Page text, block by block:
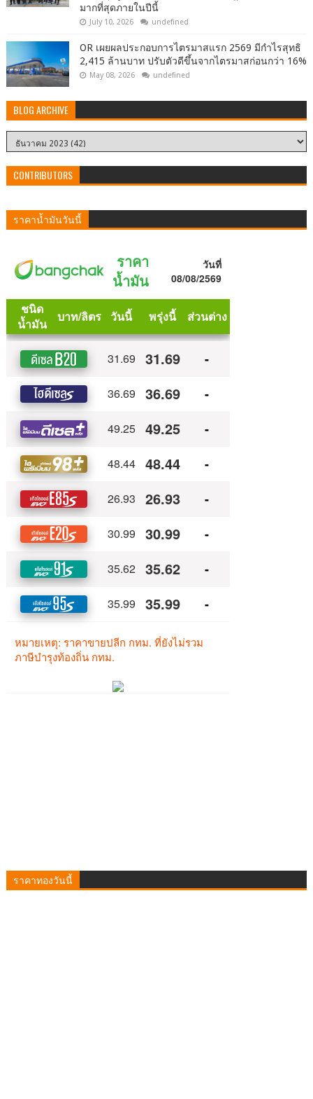
มากที่สุดภายในปีนี้
July 10, 2026 undefined
OR เผยผลประกอบการไตรมาสแรก 2569 มีกำไรสุทธิ
2,415 ล้านบาท ปรับตัวดีขึ้นจากไตรมาสก่อนกว่า 16%
May 08, 2026 undefined
BLOG ARCHIVE
CONTRIBUTORS
ราคาน้ำมันวันนี้
ราคาทองวันนี้